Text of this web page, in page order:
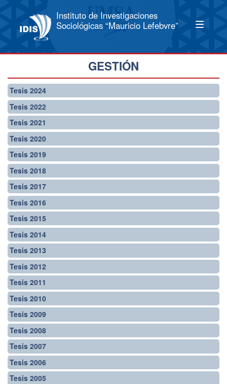
Instituto de Investigaciones
Sociológicas “Mauricio Lefebvre”
GESTIÓN
Tesis 2024
Tesis 2022
Tesis 2021
Tesis 2020
Tesis 2019
Tesis 2018
Tesis 2017
Tesis 2016
Tesis 2015
Tesis 2014
Tesis 2013
Tesis 2012
Tesis 2011
Tesis 2010
Tesis 2009
Tesis 2008
Tesis 2007
Tesis 2006
Tesis 2005